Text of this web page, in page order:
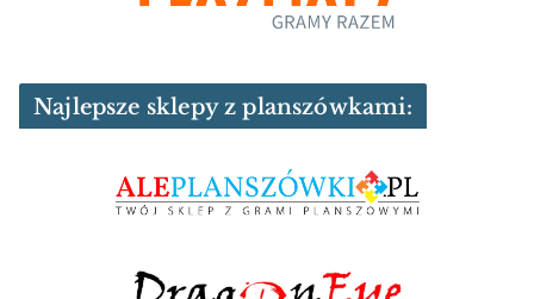
Najlepsze sklepy z planszówkami: